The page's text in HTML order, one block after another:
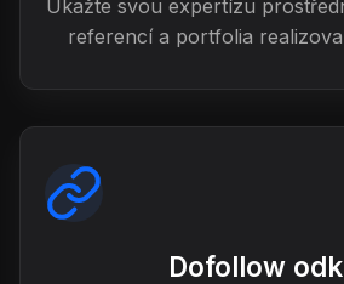
Ukažte svou expertízu
referencí a portfolia
Dofollow